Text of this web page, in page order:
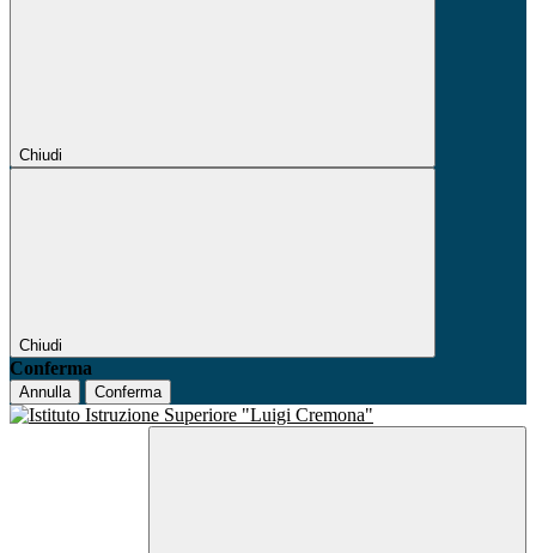
Chiudi
Chiudi
Conferma
Annulla Conferma